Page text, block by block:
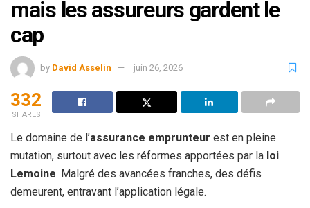
mais les assureurs gardent le
cap
by David Asselin juin 26, 2026
332
SHARES
Le domaine de l’assurance emprunteur est en pleine
mutation, surtout avec les réformes apportées par la loi
Lemoine. Malgré des avancées franches, des défis
demeurent, entravant l’application légale.